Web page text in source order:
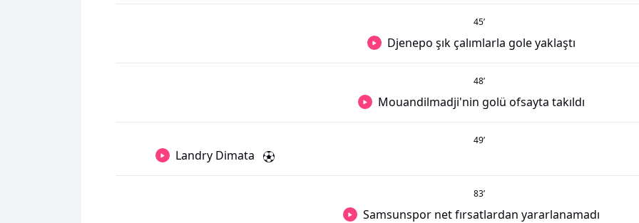
45’
Djenepo şık çalımlarla gole yaklaştı
48’
Mouandilmadji'nin golü ofsayta takıldı
49’
Landry Dimata
83’
Samsunspor net fırsatlardan yararlanamadı